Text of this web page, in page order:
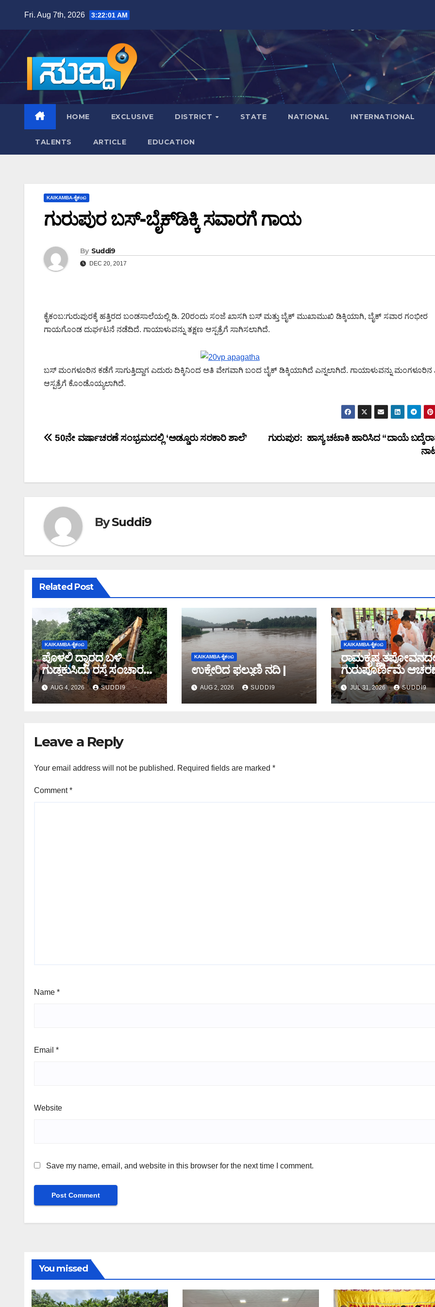
content
Fri. Aug 7th, 2026 3:22:02 AM
HOME EXCLUSIVE DISTRICT STATE NATIONAL INTERNATIONAL
TALENTS ARTICLE EDUCATION
KAIKAMBA-ಕೈಕಂಬ
ಗುರುಪುರ ಬಸ್-ಬೈಕ್‍ಡಿಕ್ಕಿ ಸವಾರಗೆ ಗಾಯ
By Suddi9
DEC 20, 2017
ಕೈಕಂಬ:ಗುರುಪುರಕ್ಕೆ ಹತ್ತಿರದ ಬಂಡಸಾಲೆಯಲ್ಲಿ ಡಿ. 20ರಂದು ಸಂಜೆ ಖಾಸಗಿ ಬಸ್ ಮತ್ತು ಬೈಕ್ ಮುಖಾಮುಖಿ ಡಿಕ್ಕಿಯಾಗಿ, ಬೈಕ್ ಸವಾರ ಗಂಭೀರ
ಗಾಯಗೊಂಡ ದುರ್ಘಟನೆ ನಡೆದಿದೆ. ಗಾಯಾಳುವನ್ನು ತಕ್ಷಣ ಆಸ್ಪತ್ರೆಗೆ ಸಾಗಿಸಲಾಗಿದೆ.
ಬಸ್ ಮಂಗಳೂರಿನ ಕಡೆಗೆ ಸಾಗುತ್ತಿದ್ದಾಗ ಎದುರು ದಿಕ್ಕಿನಿಂದ ಅತಿ ವೇಗವಾಗಿ ಬಂದ ಬೈಕ್ ಡಿಕ್ಕಿಯಾಗಿದೆ ಎನ್ನಲಾಗಿದೆ. ಗಾಯಾಳುವನ್ನು ಮಂಗಳೂರಿನ
ಆಸ್ಪತ್ರೆಗೆ ಕೊಂಡೊಯ್ಯಲಾಗಿದೆ.
Post
ಗುರುಪುರ: ಹಾಸ್ಯ ಚಟಾಕಿ ಹಾರಿಸಿದ “ದಾಯೆ
50ನೇ ವರ್ಷಾಚರಣೆ ಸಂಭ್ರಮದಲ್ಲಿ ‘ಅಡ್ಡೂರು ಸರಕಾರಿ ಶಾಲೆ’
BySuddi9
Related Post
KAIKAMBA-ಕೈಕಂಬ
ಪೊಳಲಿ ದ್ವಾರದ ಬಳಿ
ಗುಡ್ಡಕುಸಿದು ರಸ್ತೆ ಸಂಚಾರ
ಸ್ಥಗಿತ
AUG 4, 2026 SUDDI9
KAIKAMBA-ಕೈಕಂಬ
ಉಕ್ಕೇರಿದ ಫಲ್ಗುಣಿ ನದಿ |
AUG 2, 2026 SUDDI9
KAIKAMBA-ಕೈಕಂಬ
ರಾಮಕೃಷ್ಣ
ಗುರುಪೂರ್ಣಿಮೆ
JUL 31, 2026 SUDDI9
Leave a Reply
Your email address will not be published. Required fields are marked *
Comment*
Name *
Email *
Website
Save my name, email, and website in this browser for the next time I comment.
You missed